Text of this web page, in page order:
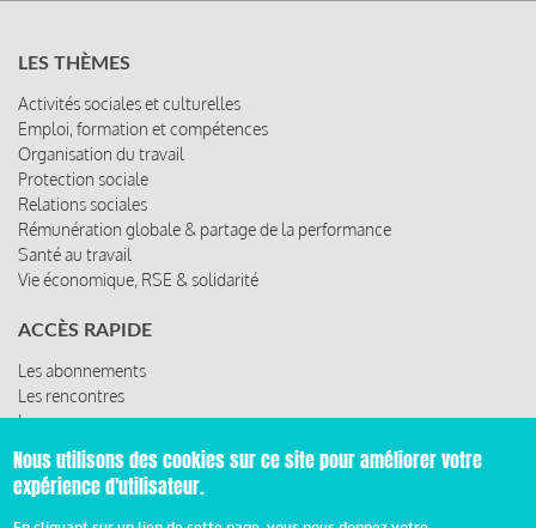
LES THÈMES
Activités sociales et culturelles
Emploi, formation et compétences
Organisation du travail
Protection sociale
Relations sociales
Rémunération globale & partage de la performance
Santé au travail
Vie économique, RSE & solidarité
ACCÈS RAPIDE
Les abonnements
Les rencontres
Les ressources
© 2019 Miroir Social - Réalisé par Cafffeine
Nous utilisons des cookies sur ce site pour améliorer votre
expérience d'utilisateur.